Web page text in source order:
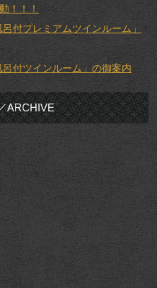
！！！
付プレミアムツインルーム」
付ツインルーム」の御案内
ARCHIVE